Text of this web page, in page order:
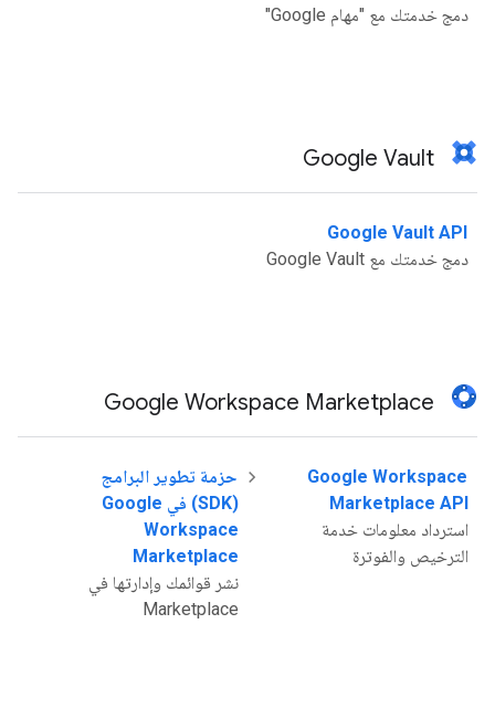
دمج خدمتك مع "مهام Google"
Google Vault API
دمج خدمتك مع Google Vault
Google Workspace
Marketplace API
استرداد معلومات خدمة
الترخيص والفوترة
حزمة تطوير البرامج
(SDK) في Google
Workspace
Marketplace
نشر قوائمك وإدارتها في
Marketplace